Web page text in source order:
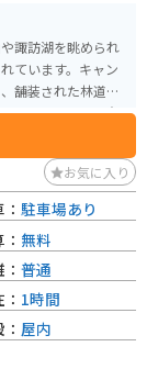
諏訪湖を眺められ
ています。キャン
舗装された林道の
になるため、注意
ること間違いなし
お気に入り
駐車場あり
無料
普通
1時間
屋内